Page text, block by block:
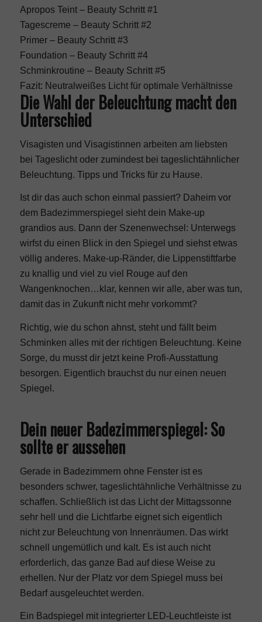
Apropos Teint – Beauty Schritt #1
Tagescreme – Beauty Schritt #2
Primer – Beauty Schritt #3
Foundation – Beauty Schritt #4
Schminkroutine – Beauty Schritt #5
Fazit: Neutralweißes Licht für optimale Verhältnisse
Die Wahl der Beleuchtung macht den
Unterschied
Visagisten und Visagistinnen arbeiten am liebsten
bei Tageslicht oder zumindest bei tageslichtähnlicher
Beleuchtung. Tipps und Tricks für zu Hause.
Ist dir das auch schon einmal passiert? Daheim vor
dem Badezimmerspiegel sieht dein Make-up
grandios aus. Dann der Szenenwechsel: Unterwegs
wirfst du einen Blick in den Spiegel und siehst etwas
völlig anderes. Make-up-Ränder, die Lippenstiftfarbe
zu knallig und viel zu viel Rouge auf den
Wangenknochen…klar, kennen wir alle, aber was tun,
damit das in Zukunft nicht mehr vorkommt?
Richtig, wie du schon ahnst, steht und fällt beim
Schminken alles mit der richtigen Beleuchtung. Keine
Sorge, du musst dir jetzt keine Profi-Ausstattung
besorgen. Eigentlich brauchst du nur einen neuen
Spiegel.
Dein neuer Badezimmerspiegel: So
sollte er aussehen
Gerade in Badezimmern ohne Fenster ist es
besonders schwer, tageslichtähnliche Verhältnisse zu
schaffen. Schließlich ist das Licht der Mittagssonne
sehr hell und die Lichtfarbe eignet sich eigentlich
nicht zur Beleuchtung von Innenräumen. Das wirkt
schnell ungemütlich und kalt. Es ist auch nicht
erforderlich, das ganze Bad auf diese Weise zu
erhellen. Nur der Platz vor dem Spiegel muss bei
Bedarf ausgeleuchtet werden.
Ein Badspiegel mit integrierter LED-Leuchtleiste ist